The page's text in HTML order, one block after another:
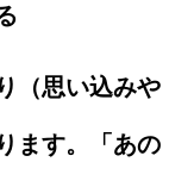
（思い込みや
ます。「あの